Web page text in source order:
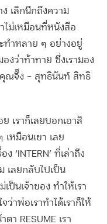
ง เลิกนึกถึงความ
ไม่เหมือนที่หนังสือ
ทำหลาย ๆ อย่างอยู่
งว่าท้าทาย ซึ่งเรามอง
คุณจึ๊ง – สุทธินันท์ สิทธิ
เราก็เลยบอกเอาสิ
เหมือนเขา เลย
‘INTERN’ ที่เล่าถึง
เลยกลับไปเป็น
นเจ้าของ ทำให้เรา
าพ่อเราทำได้เราก็ให้
า RESUME เรา